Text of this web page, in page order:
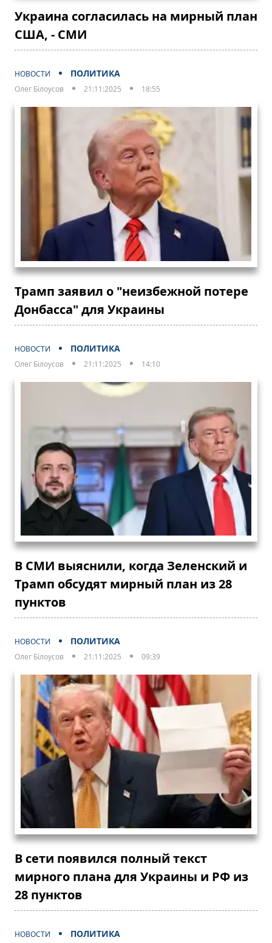
Украина согласилась на мирный план
США, - СМИ
НОВОСТИ ПОЛИТИКА
Олег Білоусов 21:11:2025 18:55
Трамп заявил о "неизбежной потере
Донбасса" для Украины
НОВОСТИ ПОЛИТИКА
Олег Білоусов 21:11:2025 14:10
В СМИ выяснили, когда Зеленский и
Трамп обсудят мирный план из 28
пунктов
НОВОСТИ ПОЛИТИКА
Олег Білоусов 21:11:2025 09:39
В сети появился полный текст
мирного плана для Украины и РФ из
28 пунктов
НОВОСТИ ПОЛИТИКА